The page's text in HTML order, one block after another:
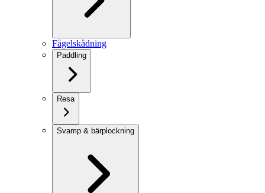
Fågelskådning
Paddling
Resa
Svamp & bärplockning